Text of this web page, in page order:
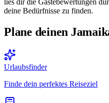
lies dir die Gästebewertungen
deine Bedürfnisse zu finden.
Plane deinen
Urlaubsfinder
Finde dein perfektes Reiseziel